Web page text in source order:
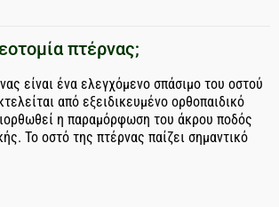
πτέρνας;
είναι ένα ελεγχόμενο σπάσιμο του οστού
από εξειδικευμένο ορθοπαιδικό
η παραμόρφωση του άκρου ποδός
Το οστό της πτέρνας παίζει σημαντικό